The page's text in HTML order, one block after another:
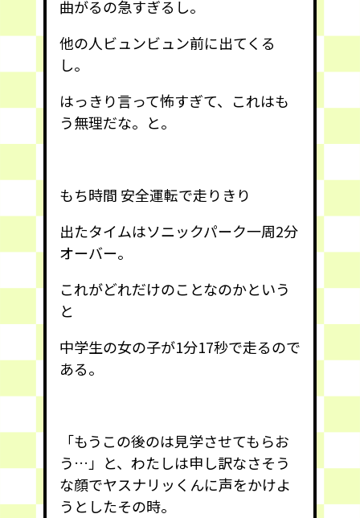
曲がるの急すぎるし。
他の人ビュンビュン前に出てくる
し。
はっきり言って怖すぎて、これはも
う無理だな。と。
もち時間 安全運転で走りきり
出たタイムはソニックパーク一周2分
オーバー。
これがどれだけのことなのかという
と
中学生の女の子が1分17秒で走るので
ある。
「もうこの後のは見学させてもらお
う…」と、わたしは申し訳なさそう
な顔でヤスナリッくんに声をかけよ
うとしたその時。